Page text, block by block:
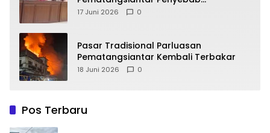
Kebocoran PAD Retribusi Parkir
17 Juni 2026 0
Pasar Tradisional Parluasan
Pematangsiantar Kembali Terbakar
18 Juni 2026 0
Pos Terbaru